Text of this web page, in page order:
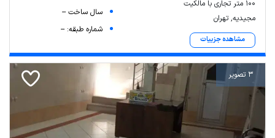
۱۰۰ متر تجاری با مالکیت
مجیدیه, تهران
مشاهده جزییات
سال ساخت --
شماره طبقه: --
3 تصویر